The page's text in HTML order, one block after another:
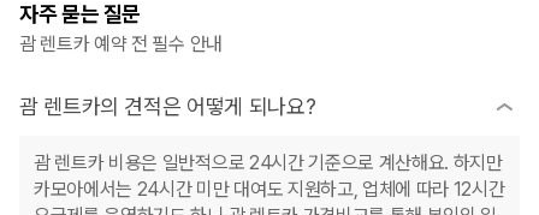
자주 묻는 질문
괌 렌트카 예약 전 필수 안내
괌 렌트카의 견적은 어떻게 되나요?
괌 렌트카 비용은 일반적으로 24시간 기준으로 계산해요. 하지만
카모아에서는 24시간 미만 대여도 지원하고, 업체에 따라 12시간